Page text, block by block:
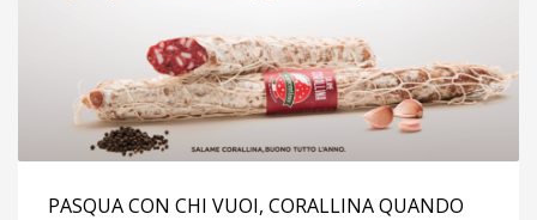
PASQUA CON CHI VUOI, CORALLINA QUANDO